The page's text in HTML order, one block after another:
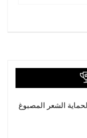
الشعر المصبوغ